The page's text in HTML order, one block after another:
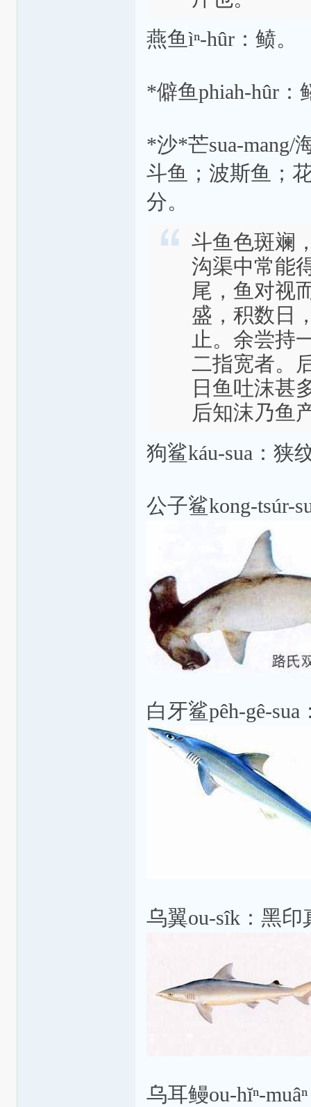
燕鱼ìⁿ-hûr：鲼。
*僻鱼phiah-hûr：
*沙*芒sua-mang/
斗鱼；波斯鱼；
分。
斗鱼色斑斓
沟渠中常能
尾，鱼对视
盛，积数日
止。余尝持
二指宽者。
日鱼吐沫甚
后知沫乃鱼
狗鲨káu-sua：狭
公子鲨kong-tsúr-
白牙鲨pêh-gê-
乌翼ou-sîk：黑印
乌耳鳗ou-hĭⁿ-